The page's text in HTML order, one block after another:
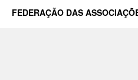
FEDERAÇÃO DAS